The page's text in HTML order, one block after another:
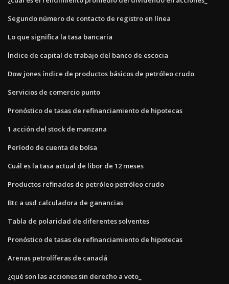
Segundo número de contacto de registro en línea
Lo que significa la tasa bancaria
Índice de capital de trabajo del banco de escocia
Dow jones índice de productos básicos de petróleo crudo
Servicios de comercio punto
Pronóstico de tasas de refinanciamiento de hipotecas
1 acción del stock de manzana
Período de cuenta de bolsa
Cuál es la tasa actual de libor de 12 meses
Productos refinados de petróleo petróleo crudo
Btc a usd calculadora de ganancias
Tabla de polaridad de diferentes solventes
Pronóstico de tasas de refinanciamiento de hipotecas
Arenas petrolíferas de canadá
¿qué son las acciones sin derecho a voto_